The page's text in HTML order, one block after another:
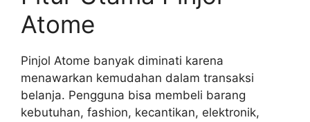
Atome
Pinjol Atome banyak diminati karena
menawarkan kemudahan dalam transaksi
belanja. Pengguna bisa membeli barang
kebutuhan, fashion, kecantikan, elektronik,